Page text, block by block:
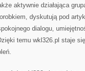
aktywnie działająca
dyskutują pod
dialogu,
temu wkl326.pl staje